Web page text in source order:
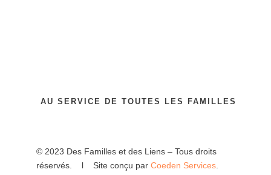
AU SERVICE DE TOUTES LES FAMILLES
© 2023 Des Familles et des Liens – Tous droits
réservés. l Site conçu par Coeden Services.